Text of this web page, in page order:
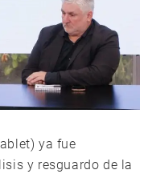
ya fue
y resguardo de la